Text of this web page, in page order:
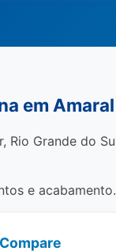
em
Grande do
e